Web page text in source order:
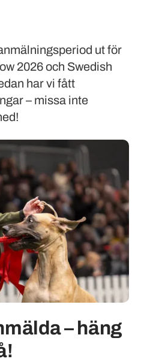
ut för
2026 och Swedish
har vi fått
– missa inte
– häng